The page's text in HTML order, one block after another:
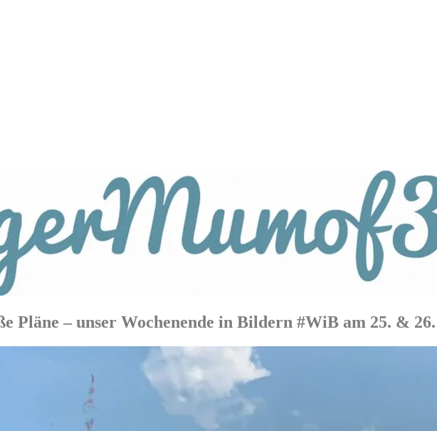
Produkttests und Alltagsthemen
Pläne – unser Wochenende in Bildern #WiB am 25. &